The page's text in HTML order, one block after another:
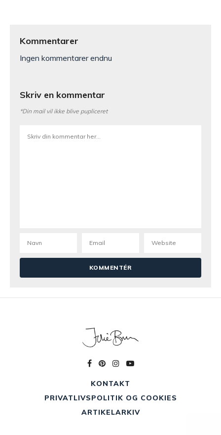
Kommentarer
Ingen kommentarer endnu
Skriv en kommentar
*Din mail vil ikke blive pupliceret
KONTAKT
PRIVATLIVSPOLITIK OG COOKIES
ARTIKELARKIV